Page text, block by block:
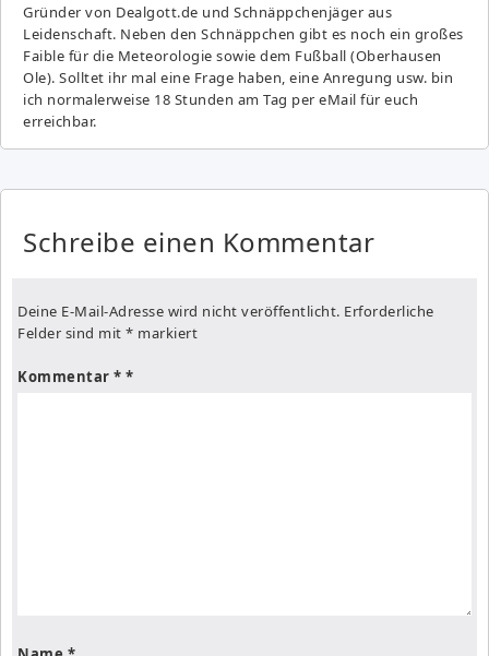
Gründer von Dealgott.de und Schnäppchenjäger aus
Leidenschaft. Neben den Schnäppchen gibt es noch ein großes
Fai­ble für die Meteorologie sowie dem Fußball (Oberhausen
Ole). Solltet ihr mal eine Frage haben, eine Anregung usw. bin
ich normalerweise 18 Stunden am Tag per eMail für euch
erreichbar.
Schreibe einen Kommentar
Deine E-Mail-Adresse wird nicht veröffentlicht. Erforderliche
Felder sind mit * markiert
Kommentar *